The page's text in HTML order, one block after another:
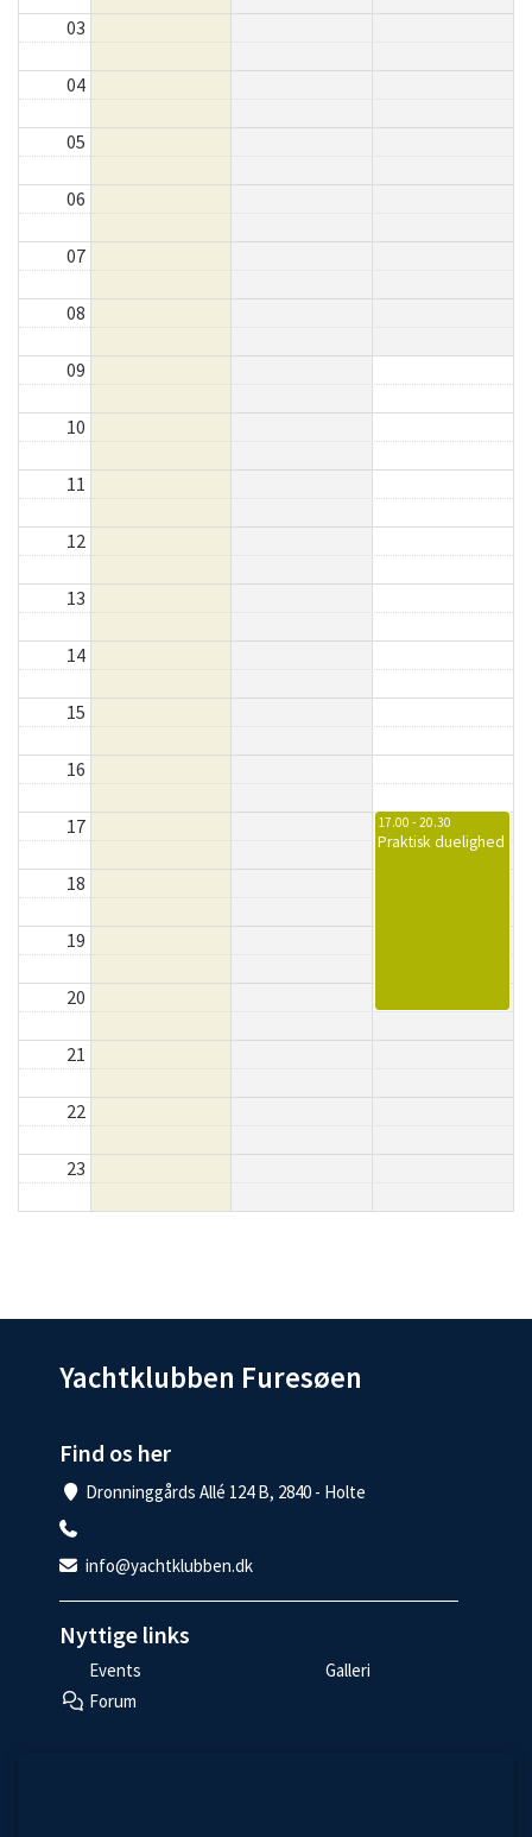
03
04
05
06
07
08
09
10
11
12
13
14
15
16
17
18
19
20
21
22
23
17.00 - 20.30
Praktisk duelighed
Yachtklubben Furesøen
Find os her
Dronninggårds Allé 124 B, 2840 - Holte
info@yachtklubben.dk
Nyttige links
Events
Galleri
Forum